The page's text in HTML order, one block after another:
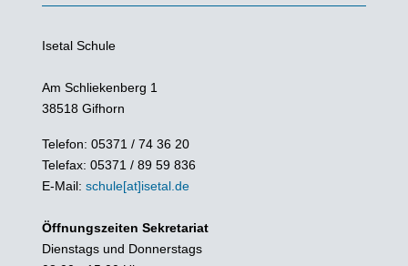
Isetal Schule
Am Schliekenberg 1
38518 Gifhorn
Telefon: 05371 / 74 36 20
Telefax: 05371 / 89 59 836
E-Mail:schule[at]isetal.de
Öffnungszeiten Sekretariat
Dienstags und Donnerstags